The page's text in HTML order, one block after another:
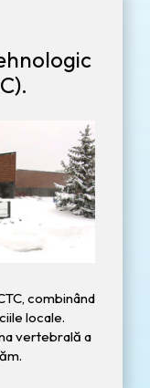
combinând
locale.
vertebrală a